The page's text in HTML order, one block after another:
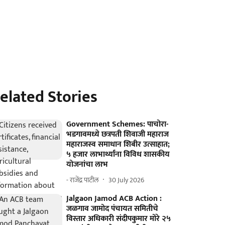
Stories
Government Schemes: पाचोरा-
भडगावमध्ये छत्रपती शिवाजी महाराज
महाराजस्व समाधान शिबीर उत्साहात;
५ हजार लाभार्थ्यांना विविध शासकीय
योजनांचा लाभ
- राजेंद्र पाटील 30 July 2026
Jalgaon Jamod ACB Action :
जळगाव जामोद पंचायत समितीचे
विस्तार अधिकारी संदीपकुमार मोरे २५